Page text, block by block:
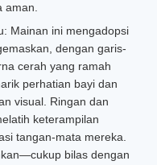
aman.
Mainan ini mengadopsi
dengan garis-
cerah yang ramah
perhatian bayi dan
visual. Ringan dan
keterampilan
tangan-mata mereka.
bilas dengan